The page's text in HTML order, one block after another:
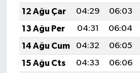
12 Ağu Çar
04:29 06:03
13 Ağu Per
04:31 06:04
14 Ağu Cum
04:32 06:05
15 Ağu Cts
04:33 06:06